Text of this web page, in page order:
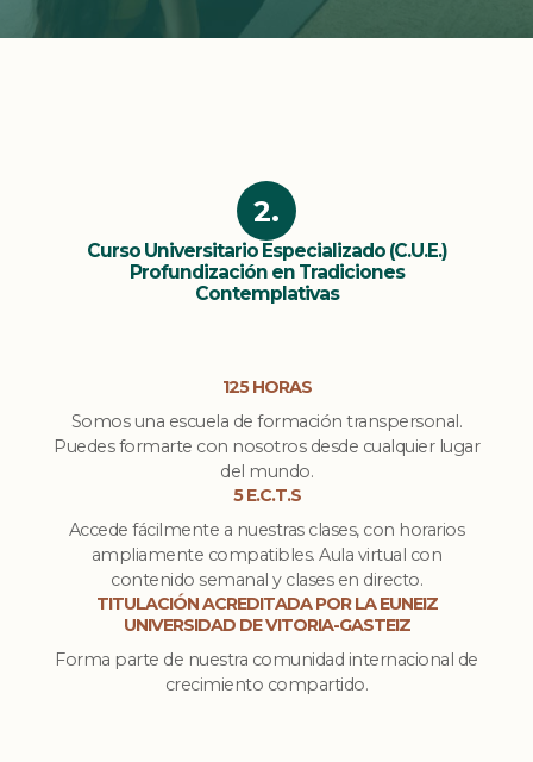
2.
Curso Universitario Especializado (C.U.E.)
Profundización en Tradiciones
Contemplativas
125 HORAS
Somos una escuela de formación transpersonal.
Puedes formarte con nosotros desde cualquier lugar
del mundo.
5 E.C.T.S
Accede fácilmente a nuestras clases, con horarios
ampliamente compatibles. Aula virtual con
contenido semanal y clases en directo.
TITULACIÓN ACREDITADA POR LA EUNEIZ
UNIVERSIDAD DE VITORIA-GASTEIZ
Forma parte de nuestra comunidad internacional de
crecimiento compartido.